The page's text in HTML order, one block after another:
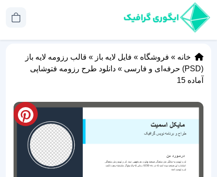
خانه » فروشگاه » فایل لایه باز » قالب رزومه لایه باز
(PSD) حرفه‌ای و فارسی
» دانلود طرح رزومه فتوشاپی
آماده 15